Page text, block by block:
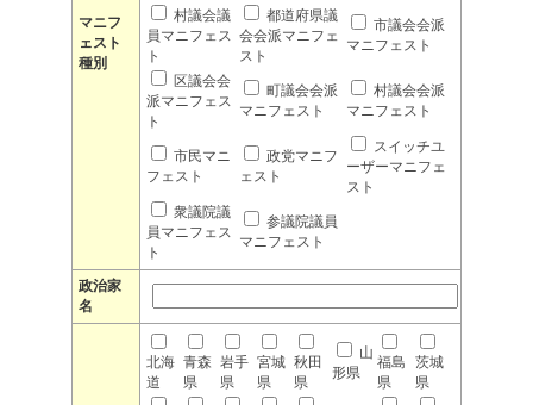
マニフ
ェスト
種別
村議会議
員マニフェス
ト
都道府県議
会会派マニフェ
スト
市議会会派
マニフェスト
区議会会
派マニフェス
ト
町議会会派
マニフェスト
村議会会派
マニフェスト
市民マニ
フェスト
政党マニフ
ェスト
スイッチユ
ーザーマニフェ
スト
衆議院議
員マニフェス
ト
参議院議員
マニフェスト
政治家
名
北海
道
青森
県
岩手
県
宮城
県
秋田
県
山
形県
福島
県
茨城
県